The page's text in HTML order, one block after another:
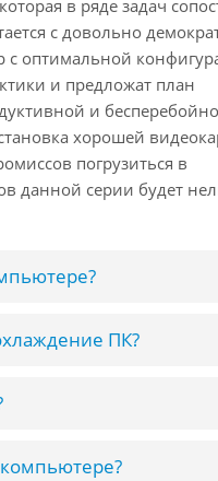
в ряде задач
с довольно
оптимальной
и предложат план
и
хорошей
погрузиться в
данной серии будет
ПК?